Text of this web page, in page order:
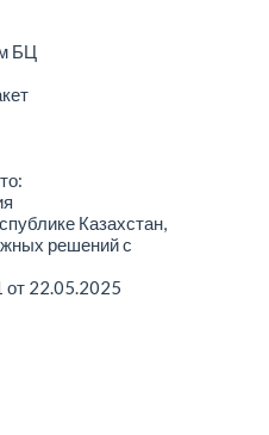
БЦ
Казахстан,
решений с
22.05.2025